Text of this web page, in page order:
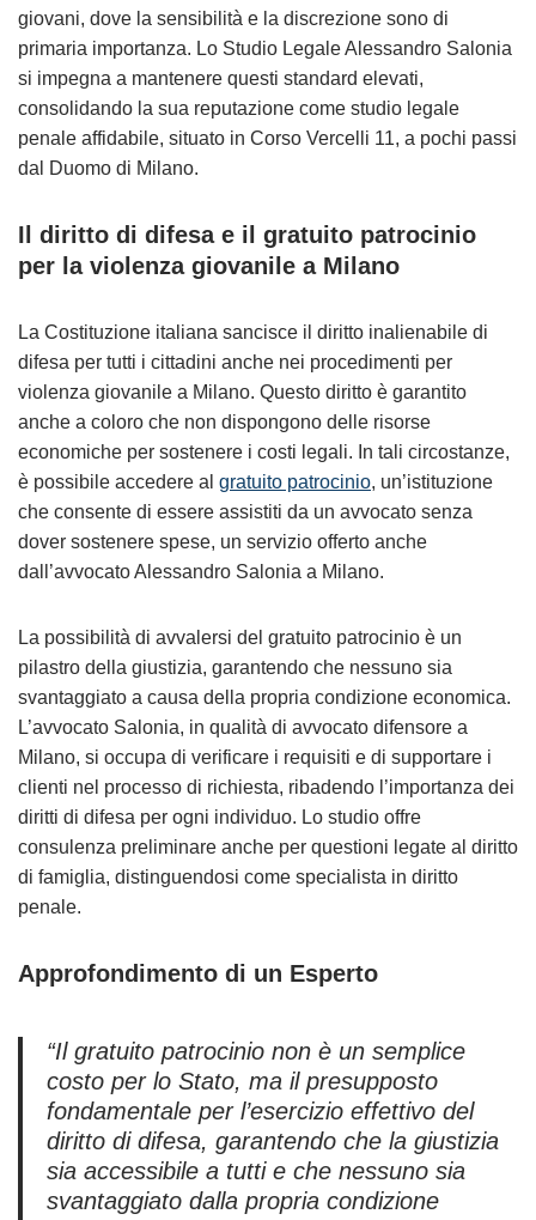
giovani, dove la sensibilità e la discrezione sono di
primaria importanza. Lo Studio Legale Alessandro Salonia
si impegna a mantenere questi standard elevati,
consolidando la sua reputazione come studio legale
penale affidabile, situato in Corso Vercelli 11, a pochi passi
dal Duomo di Milano.
Il diritto di difesa e il gratuito patrocinio
per la violenza giovanile a Milano
La Costituzione italiana sancisce il diritto inalienabile di
difesa per tutti i cittadini anche nei procedimenti per
violenza giovanile a Milano. Questo diritto è garantito
anche a coloro che non dispongono delle risorse
economiche per sostenere i costi legali. In tali circostanze,
è possibile accedere al gratuito patrocinio, un’istituzione
che consente di essere assistiti da un avvocato senza
dover sostenere spese, un servizio offerto anche
dall’avvocato Alessandro Salonia a Milano.
La possibilità di avvalersi del gratuito patrocinio è un
pilastro della giustizia, garantendo che nessuno sia
svantaggiato a causa della propria condizione economica.
L’avvocato Salonia, in qualità di avvocato difensore a
Milano, si occupa di verificare i requisiti e di supportare i
clienti nel processo di richiesta, ribadendo l’importanza dei
diritti di difesa per ogni individuo. Lo studio offre
consulenza preliminare anche per questioni legate al diritto
di famiglia, distinguendosi come specialista in diritto
penale.
Approfondimento di un Esperto
“Il gratuito patrocinio non è un semplice
costo per lo Stato, ma il presupposto
fondamentale per l’esercizio effettivo del
diritto di difesa, garantendo che la giustizia
sia accessibile a tutti e che nessuno sia
svantaggiato dalla propria condizione